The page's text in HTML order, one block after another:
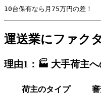
10台保有なら月75万円の差！
運送業にファク
理由1：🏭 大手荷主
荷主のタイプ